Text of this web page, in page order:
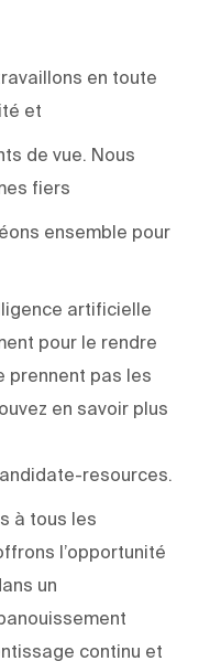
en toute
et
de vue. Nous
fiers
ensemble pour
artificielle
pour le rendre
prennent pas les
en savoir plus
resources.
à tous les
l’opportunité
un
continu et